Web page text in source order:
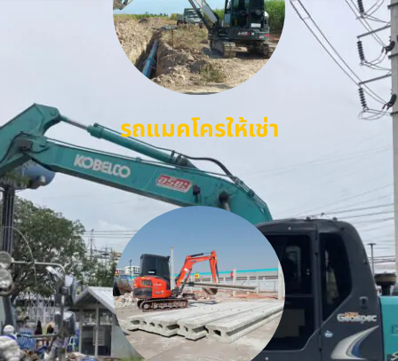
รถแมคโครให้เช่า